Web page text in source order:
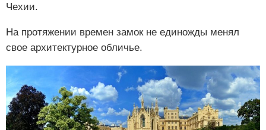
Чехии.
На протяжении времен замок не единожды менял
свое архитектурное обличье.